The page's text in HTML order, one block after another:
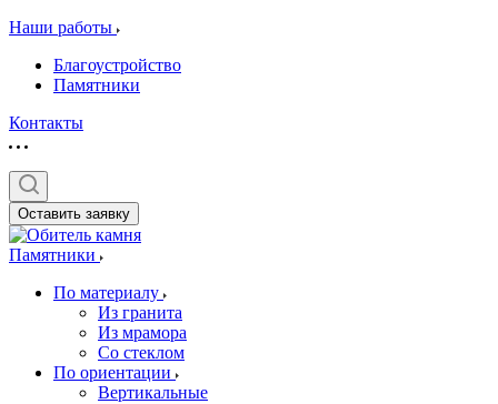
Наши работы
Благоустройство
Памятники
Контакты
Оставить заявку
Памятники
По материалу
Из гранита
Из мрамора
Со стеклом
По ориентации
Вертикальные